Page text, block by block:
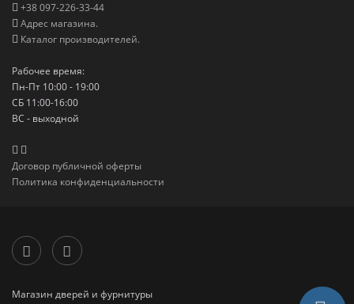
+38 097-226-33-44
Адрес магазина.
Каталог производителей.
Рабочее время:
Пн-Пт 10:00 - 19:00
СБ 11:00-16:00
ВС - выходной
Договор публичной оферты
Политика конфиденциальности
Магазин дверей и фурнитуры